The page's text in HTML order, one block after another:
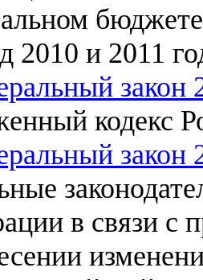
2010 и 2011
закон
кодекс
закон
в связи с